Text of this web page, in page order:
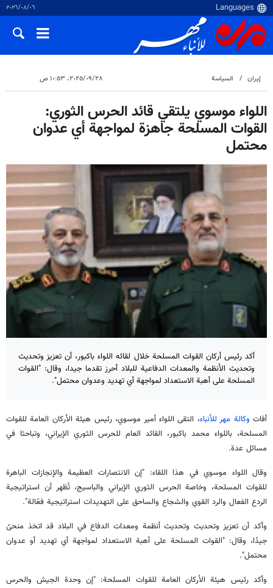
٠٦‏/٠٨‏/٢٠٢٦
إيران السياسة ٢٨‏/٠٩‏/٢٠٢٥، ١٠:٥٣ ص
اللواء موسوي يلتقي قائد الحرس الثوري:
القوات المسلحة جاهزة لمواجهة أي عدوان
محتمل
أكد رئيس أركان القوات المسلحة خلال لقائه اللواء باكبور، أن تعزيز وتحديث
وتحديث الأنظمة والمعدات الدفاعية للبلاد أحرز تقدما جيدا، وقال: "القوات
المسلحة على أهبة الاستعداد لمواجهة أي تهديد وعدوان محتمل".
أفات وكالة مهر للأنباء، التقى اللواء أمير موسوي، رئيس هيئة الأركان العامة للقوات
المسلحة، باللواء محمد باكبور، القائد العام للحرس الثوري الإيراني، وتباحثا في
مسائل عدة.
وقال اللواء موسوي في هذا اللقاء: "إن الانتصارات العظيمة والإنجازات الباهرة
للقوات المسلحة، وخاصة الحرس الثوري الإيراني والباسيج، تُظهر أن استراتيجية
الردع الفعال والرد القوي والشجاع والساحق على التهديدات استراتيجية فعّالة".
وأكد أن تعزيز وتحديث وتحديث أنظمة ومعدات الدفاع في البلاد قد اتخذ منحىً
جيدًا، وقال: "القوات المسلحة على أهبة الاستعداد لمواجهة أي تهديد أو عدوان
محتمل".
وأكد رئيس هيئة الأركان العامة للقوات المسلحة: "إن وحدة الجيش والحرس